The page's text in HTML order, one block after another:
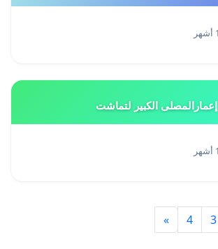
إعمارالمصلى الكبير لتماشت
3
4
»